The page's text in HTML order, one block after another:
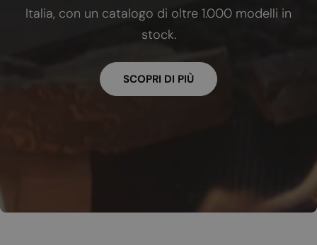
Italia, con un catalogo di oltre 1.000 modelli in
stock.
SCOPRI DI PIÙ